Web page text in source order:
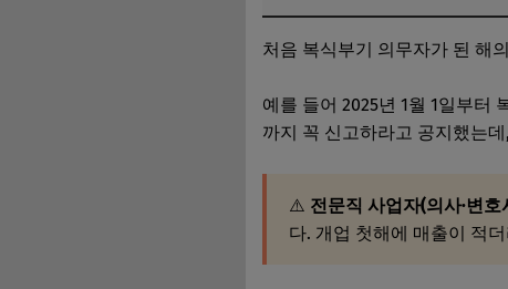
처음 복식부기 의무자가 된 해의
예를 들어 2025년 1월 1일부터
까지 꼭 신고하라고 공지했는
⚠️ 전문직 사업자(의사·변
다. 개업 첫해에 매출이 적